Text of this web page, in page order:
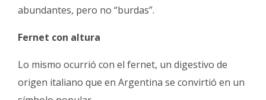
abundantes, pero no “burdas”.
Fernet con altura
Lo mismo ocurrió con el fernet, un digestivo de
origen italiano que en Argentina se convirtió en un